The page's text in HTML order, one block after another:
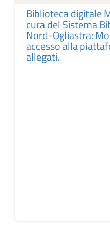
Biblioteca digitale
cura del Sistema
Nord-Ogliastra:
accesso alla
allegati.